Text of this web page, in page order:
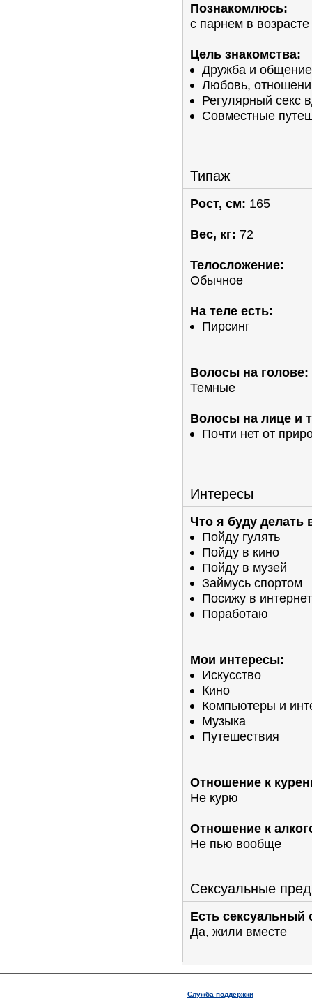
Познакомлюсь:
с парнем в
Цель знакомства:
Дружба и общение
Любовь,
Регулярный секс
Совместные
Типаж
Рост, см: 165
Вес, кг: 72
Телосложение:
Обычное
На теле есть:
Пирсинг
Волосы на голове:
Темные
Волосы на лице и
Почти нет от
Интересы
Что я буду
Пойду гулять
Пойду в кино
Пойду в музей
Займусь спортом
Посижу в
Поработаю
Мои интересы:
Искусство
Кино
Компьютеры и
Музыка
Путешествия
Отношение к
Не курю
Отношение к
Не пью вообще
Сексуальные
Есть сексуальный
Да, жили вместе
Служба поддержки